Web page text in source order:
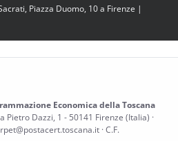
Piazza Duomo, 10 a Firenze |
Economica della Toscana
Pietro Dazzi, 1 - 50141 Firenze (Italia) ·
· C.F.